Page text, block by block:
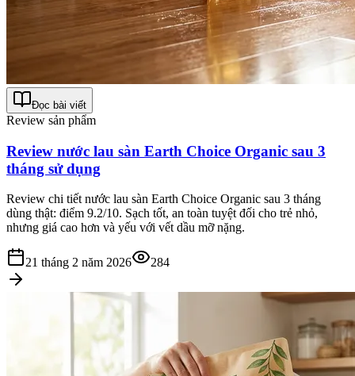
Đọc bài viết
Review sản phẩm
Review nước lau sàn Earth Choice Organic sau 3
tháng sử dụng
Review chi tiết nước lau sàn Earth Choice Organic sau 3 tháng
dùng thật: điểm 9.2/10. Sạch tốt, an toàn tuyệt đối cho trẻ nhỏ,
nhưng giá cao hơn và yếu với vết dầu mỡ nặng.
21 tháng 2 năm 2026 284